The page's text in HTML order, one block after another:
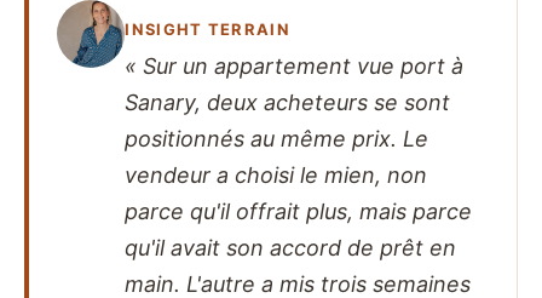
INSIGHT TERRAIN
« Sur un appartement vue port à
Sanary, deux acheteurs se sont
positionnés au même prix. Le
vendeur a choisi le mien, non
parce qu'il offrait plus, mais parce
qu'il avait son accord de prêt en
main. L'autre a mis trois semaines